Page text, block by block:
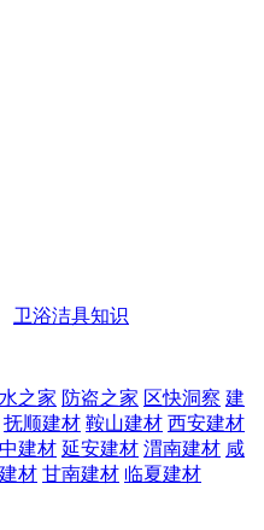
卫浴洁具知识
之家 防盗之家 区快洞察 建
抚顺建材 鞍山建材 西安建材
建材 延安建材 渭南建材 咸
材 甘南建材 临夏建材